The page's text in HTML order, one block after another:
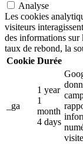
Analyse
Les cookies
visiteurs
des informations sur
taux de rebond, la
Cookie Durée
_ga
1 year
1
month
4 days